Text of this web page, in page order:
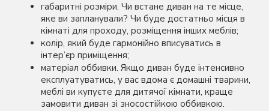
габаритні розміри. Чи встане диван на те місце,
яке ви запланували? Чи буде достатньо місця в
кімнаті для проходу, розміщення інших меблів;
колір, який буде гармонійно вписуватись в
інтер’єр приміщення;
матеріал оббивки. Якщо диван буде інтенсивно
експлуатуватись, у вас вдома є домашні тварини,
меблі ви купуєте для дитячої кімнати, краще
замовити диван зі зносостійкою оббивкою.